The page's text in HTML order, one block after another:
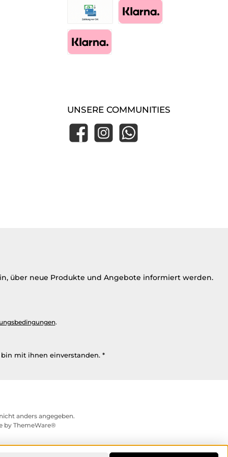
Zahlung im Shop (Essen-Borbeck)
UNSERE COMMUNITIES
FacebookInstagramWhatsApp
über neue Produkte und Angebote informiert werden.
.
mit ihnen einverstanden. *
anders angegeben.
by ThemeWare®